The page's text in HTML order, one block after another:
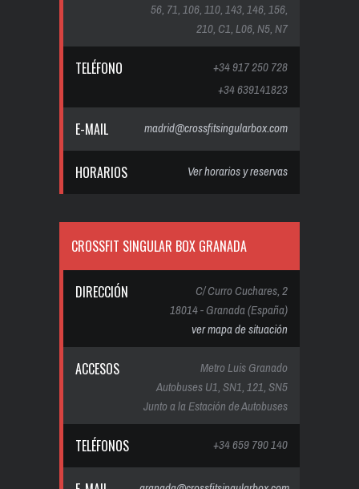
56, 71, 106, 110, 143, 146, 156,
210, C1, L06, N5, N7
TELÉFONO
+34 917 250 728
+34 639141823
E-MAIL madrid@crossfitsingularbox.com
HORARIOS Ver horarios y reservas
CROSSFIT SINGULAR BOX GRANADA
DIRECCIÓN
C/ Curro Cuchares, 2
18014 - Granada (España)
ver mapa de situación
ACCESOS
Metro Luis Granado
Autobuses U1, SN1, 121, SN5
Junto a la Estación de Autobuses
TELÉFONOS +34 659 790 140